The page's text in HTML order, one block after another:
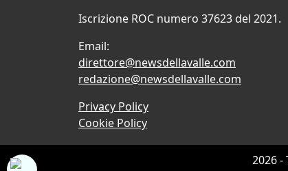
Iscrizione ROC numero 37623 del 2021.
Email:
direttore@newsdellavalle.com
redazione@newsdellavalle.com
Privacy Policy
Cookie Policy
2026